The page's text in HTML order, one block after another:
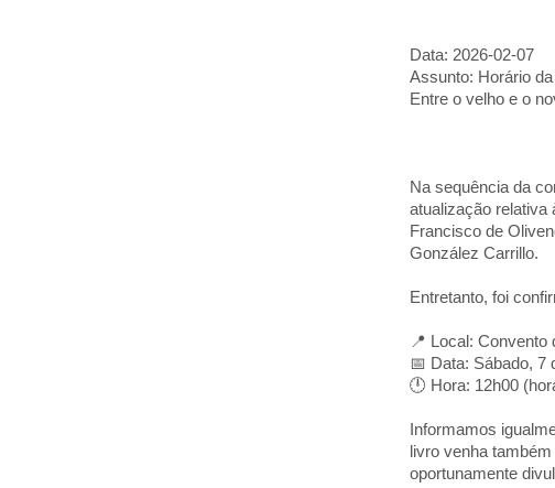
Data: 2026-02-07
Assunto: Horário
Entre o velho e o
Na sequência da
atualização relativa
Francisco de
González Carrillo.
Entretanto, foi
📍 Local:
📅 Data: Sábado, 7
🕛 Hora: 12h00
Informamos
livro venha
oportunamente